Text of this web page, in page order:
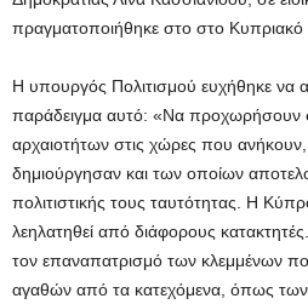
πραγματοποιήθηκε στο στο Κυπριακό
Η υπουργός Πολιτισμού ευχήθηκε να
παράδειγμα αυτό: «Να προχωρήσουν
αρχαιοτήτων στις χώρες που
δημιούργησαν και των οποίων
πολιτιστικής τους ταυτότητας. Η
λεηλατηθεί από διάφορους
τον επαναπατρισμό των κλεμμένων
αγαθών από τα κατεχόμενα, όπως των